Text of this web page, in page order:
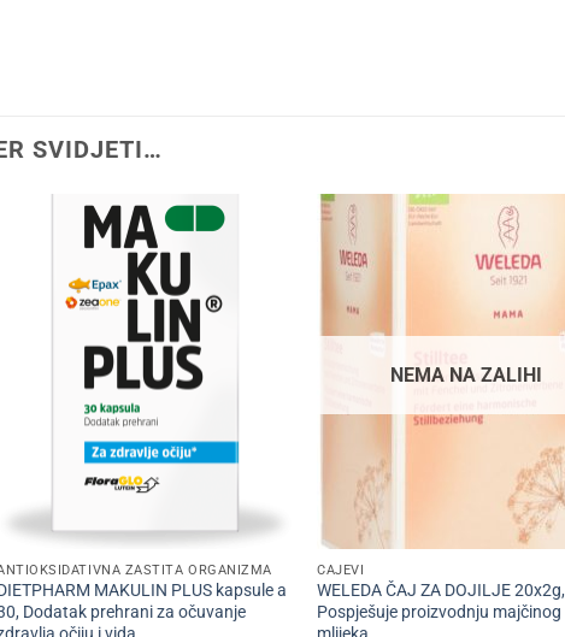
SVIDJETI…
ZAŠTITA ORGANIZMA
MAKULIN PLUS kapsule a
Dodatak prehrani za očuvanje
NEMA NA ZALIHI
ČAJEVI
WELEDA ČAJ ZA DOJILJE 20x2g,
Pospješuje proizvodnju majčinog